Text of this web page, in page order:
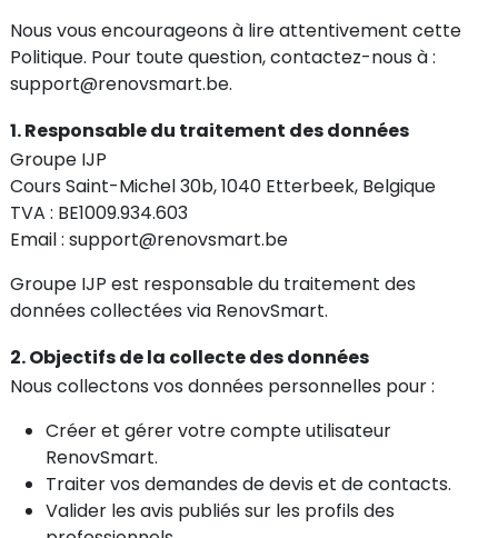
Nous vous encourageons à lire attentivement cette
Politique. Pour toute question, contactez-nous à :
support@renovsmart.be.
1. Responsable du traitement des données
Groupe IJP
Cours Saint-Michel 30b, 1040 Etterbeek, Belgique
TVA : BE1009.934.603
Email : support@renovsmart.be
Groupe IJP est responsable du traitement des
données collectées via RenovSmart.
2. Objectifs de la collecte des données
Nous collectons vos données personnelles pour :
Créer et gérer votre compte utilisateur
RenovSmart.
Traiter vos demandes de devis et de contacts.
Valider les avis publiés sur les profils des